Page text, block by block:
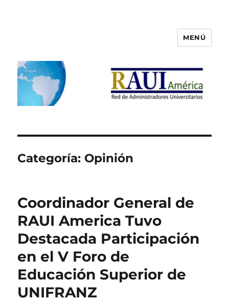
MENÚ
Categoría: Opinión
Coordinador General de
RAUI America Tuvo
Destacada Participación
en el V Foro de
Educación Superior de
UNIFRANZ